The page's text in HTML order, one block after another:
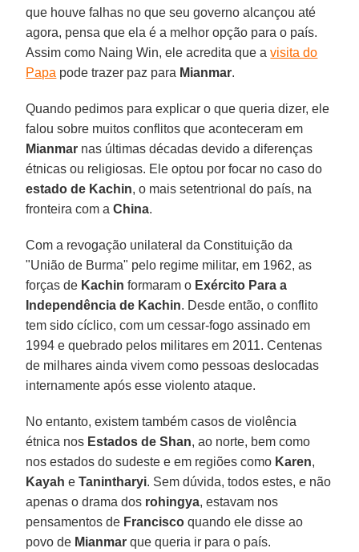
que houve falhas no que seu governo alcançou até
agora, pensa que ela é a melhor opção para o país.
Assim como Naing Win, ele acredita que avisita do
Papa pode trazer paz para Mianmar.
Quando pedimos para explicar o que queria dizer, ele
falou sobre muitos conflitos que aconteceram em
Mianmar nas últimas décadas devido a diferenças
étnicas ou religiosas. Ele optou por focar no caso do
estado de Kachin, o mais setentrional do país, na
fronteira com aChina.
Com a revogação unilateral da Constituição da
"União de Burma" pelo regime militar, em 1962, as
forças de Kachin formaram o Exército Para a
Independência de Kachin. Desde então, o conflito
tem sido cíclico, com um cessar-fogo assinado em
1994 e quebrado pelos militares em 2011. Centenas
de milhares ainda vivem como pessoas deslocadas
internamente após esse violento ataque.
No entanto, existem também casos de violência
étnica nos Estados de Shan, ao norte, bem como
nos estados do sudeste e em regiões como Karen,
Kayah eTanintharyi. Sem dúvida, todos estes, e não
apenas o drama dos rohingya, estavam nos
pensamentos de Francisco quando ele disse ao
povo de Mianmar que queria ir para o país.